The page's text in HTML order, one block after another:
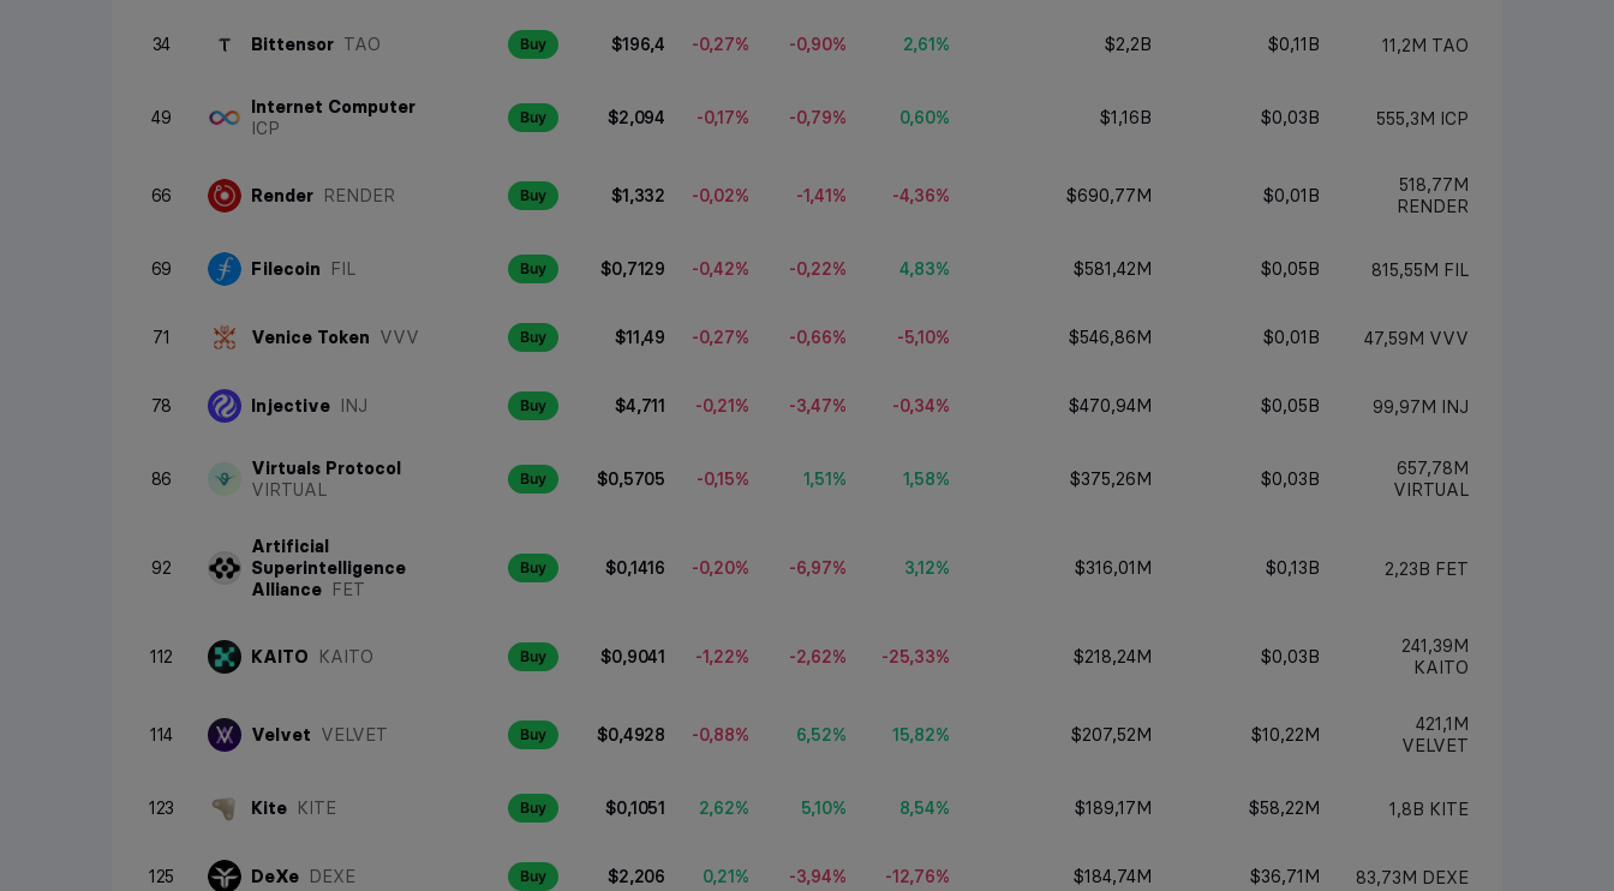
Memecoinok
DeFi
RWA
34 Bittensor TAO Buy $196,4 -0,27% -0,90% 2,61% $2,2B $0,11B 11,2M TAO
49
Internet Computer
ICP
Buy $2,094 -0,17% -0,79% 0,60% $1,16B $0,03B 555,3M ICP
66 Render RENDER Buy $1,332 -0,02% -1,41% -4,36% $690,77M $0,01B
518,77M
RENDER
69 Filecoin FIL Buy $0,7129 -0,42% -0,22% 4,83% $581,42M $0,05B 815,55M FIL
71 Venice Token VVV Buy $11,49 -0,27% -0,66% -5,10% $546,86M $0,01B 47,59M VVV
78 Injective INJ Buy $4,711 -0,21% -3,47% -0,34% $470,94M $0,05B 99,97M INJ
86
Virtuals Protocol
VIRTUAL
Buy $0,5705 -0,15% 1,51% 1,58% $375,26M $0,03B
657,78M
VIRTUAL
92
Artificial
Superintelligence
Alliance FET
Buy $0,1416 -0,20% -6,97% 3,12% $316,01M $0,13B 2,23B FET
112 KAITO KAITO Buy $0,9041 -1,22% -2,62% -25,33% $218,24M $0,03B
241,39M
KAITO
114 Velvet VELVET Buy $0,4928 -0,88% 6,52% 15,82% $207,52M $10,22M
421,1M
VELVET
123 Kite KITE Buy $0,1051 2,62% 5,10% 8,54% $189,17M $58,22M 1,8B KITE
125 DeXe DEXE Buy $2,206 0,21% -3,94% -12,76% $184,74M $36,71M 83,73M DEXE